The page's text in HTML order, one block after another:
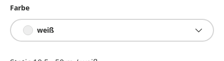
Farbe
weiß